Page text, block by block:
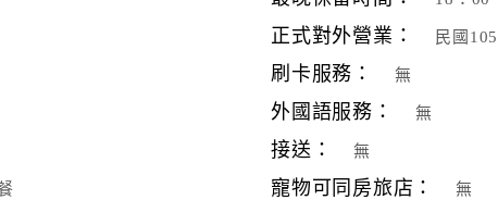
正式對外營業： 民國
刷卡服務： 無
外國語服務： 無
接送： 無
寵物可同房旅店： 無